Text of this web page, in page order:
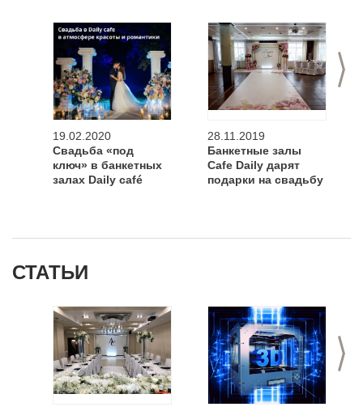
>
19.02.2020
Свадьба «под
ключ» в банкетных
залах Daily café
28.11.2019
Банкетные залы
Cafe Daily дарят
подарки на свадьбу
СТАТЬИ
>